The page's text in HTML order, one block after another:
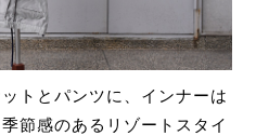
トとパンツに、インナーは
節感のあるリゾートスタイ